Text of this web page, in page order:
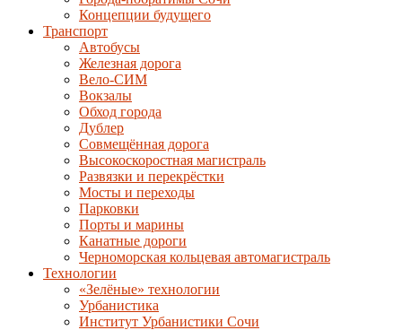
Концепции будущего
Транспорт
Автобусы
Железная дорога
Вело-СИМ
Вокзалы
Обход города
Дублер
Совмещённая дорога
Высокоскоростная магистраль
Развязки и перекрёстки
Мосты и переходы
Парковки
Порты и марины
Канатные дороги
Черноморская кольцевая автомагистраль
Технологии
«Зелёные» технологии
Урбанистика
Институт Урбанистики Сочи